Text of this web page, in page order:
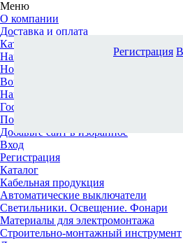
Меню
О компании
Доставка и оплата
Каталог
Наши офисы
Новости и новинки
Вопрос-ответ
Наша команда
Гос. заказчикам
Поставщикам
Добавьте сайт в избранное
Вход
Регистрация
Каталог
Кабельная продукция
Автоматические выключатели
Светильники. Освещение. Фонари
Материалы для электромонтажа
Строительно-монтажный инструмент
Регистрация